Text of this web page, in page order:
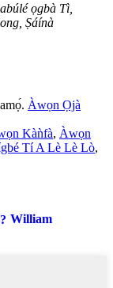
ọgbà Tì,
Ṣáínà
Àwọn Ọjà
Kàǹfà, Àwọn
Tí A Lè Lè Lò,
William